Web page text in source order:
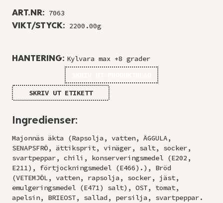
ART.NR: 7063
VIKT/STYCK: 2200.00g
HANTERING: Kylvara max +8 grader
SKRIV UT ETIKETT
Ingredienser:
Majonnäs äkta (Rapsolja, vatten, ÄGGULA,
SENAPSFRÖ, ättiksprit, vinäger, salt, socker,
svartpeppar, chili, konserveringsmedel (E202,
E211), förtjockningsmedel (E466).), Bröd
(VETEMJÖL, vatten, rapsolja, socker, jäst,
emulgeringsmedel (E471) salt), OST, tomat,
apelsin, BRIEOST, sallad, persilja, svartpeppar.